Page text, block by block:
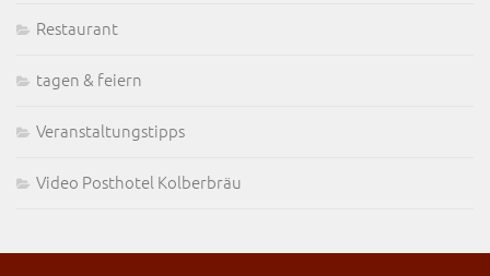
Restaurant
tagen & feiern
Veranstaltungstipps
Video Posthotel Kolberbräu